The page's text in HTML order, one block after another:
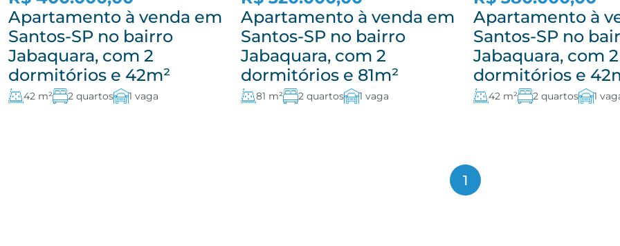
Apartamento à venda em
Santos-SP no bairro
Jabaquara, com 2
dormitórios e 42m²
42 m² 2 quartos 1 vaga
Apartamento à venda em
Santos-SP no bairro
Jabaquara, com 2
dormitórios e 81m²
81 m² 2 quartos 1 vaga
Apartamento à
Santos-SP no
Jabaquara, com 2
dormitórios e
42 m² 2 quartos 1
1